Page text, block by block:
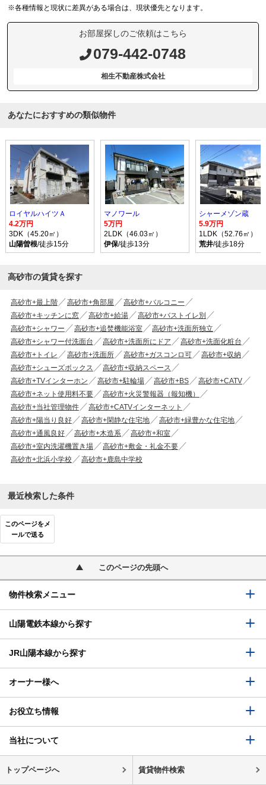
※各種情報と現状に差異がある場合は、現状優先となります。
お部屋探しのご依頼はこちら
079-442-0748
相生不動産株式会社
あなたにおすすめの類似物件
ロイヤルハイツＡ
4.2万円
3DK（45.20㎡）
山陽曽根/徒歩15分
マノワール
5万円
2LDK（46.03㎡）
伊保/徒歩13分
シャーメゾン蔵
5.9万円
1LDK（52.76㎡）
荒井/徒歩18分
高砂市の賃貸を探す
高砂市+最上階 高砂市+角部屋
高砂市+バルコニー
高砂市+キッチンに窓
高砂市+給湯
高砂市+バストイレ別
高砂市+シャワー
高砂市+追焚機能浴室
高砂市+洗面所独立
高砂市+シャワー付洗面台
高砂市+洗面所にドア
高砂市+洗面化粧台
高砂市+トイレ
高砂市+洗面所 高砂市+ガスコンロ可
高砂市+収納
高砂市+シューズボックス
高砂市+収納スペース
高砂市+TVインターホン
高砂市+駐輪場 高砂市+BS
高砂市+CATV
高砂市+ネット使用料不要
高砂市+火災警報器（報知機）
高砂市+当社管理物件
高砂市+CATVインターネット
高砂市+陽当り良好
高砂市+閑静な住宅地
高砂市+緑豊かな住宅地
高砂市+通風良好
高砂市+木造系
高砂市+和室
高砂市+室内洗濯機置き場
高砂市+敷金・礼金不要
高砂市+北浜小学校
高砂市+鹿島中学校
最近検索した条件
このページをメ
ールで送る
このページの先頭へ
物件検索メニュー
山陽電鉄本線から探す
JR山陽本線から探す
オーナー様へ
お役立ち情報
当社について
トップページへ 賃貸物件検索